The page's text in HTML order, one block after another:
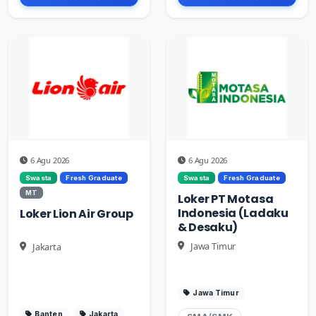
6 Agu 2026
Swasta
Fresh Graduate
MT
Loker Lion Air Group
Jakarta
Banten Jakarta
6 Agu 2026
Swasta Fresh Graduate
Loker PT Motasa
Indonesia (Ladaku
& Desaku)
Jawa Timur
Jawa Timur